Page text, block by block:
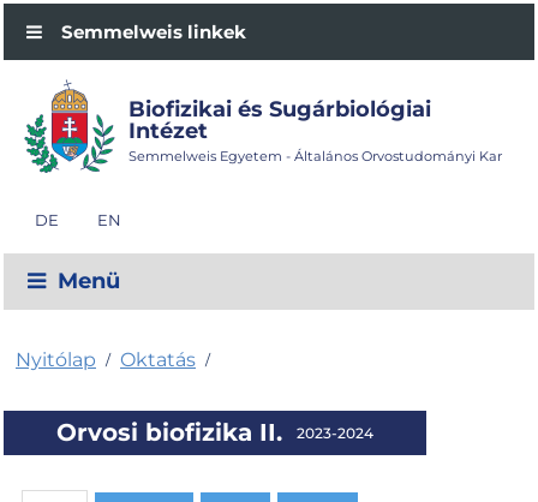
Semmelweis linkek
Biofizikai és Sugárbiológiai
Intézet
Semmelweis Egyetem - Általános Orvostudományi Kar
DE EN
Menü
Nyitólap / Oktatás /
Orvosi biofizika II. 2023-2024